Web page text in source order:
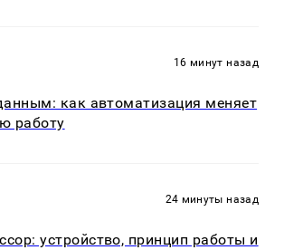
16 минут назад
как автоматизация меняет
работу
24 минуты назад
устройство, принцип работы и